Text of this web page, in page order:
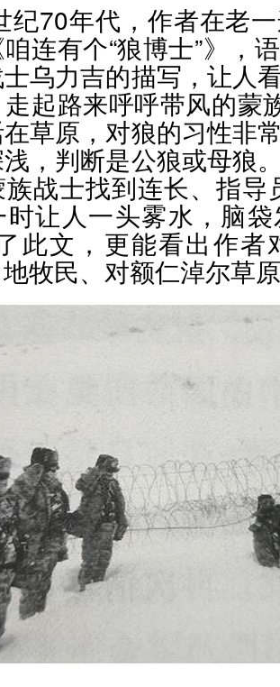
纪70年代，作者在老
连有个“狼博士”》，
乌力吉的描写，让人
起路来呼呼带风的蒙
草原，对狼的习性非
，判断是公狼或母狼
战士找到连长、指导
时让人一头雾水，脑
此文，更能看出作
牧民、对额仁淖尔草